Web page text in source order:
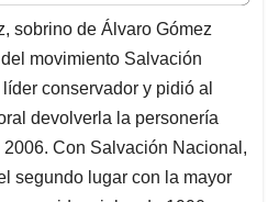
e
a
d
s
sobrino de Álvaro Gómez
movimiento Salvación
conservador y pidió al
devolverla la personería
Con Salvación Nacional,
segundo lugar con la mayor